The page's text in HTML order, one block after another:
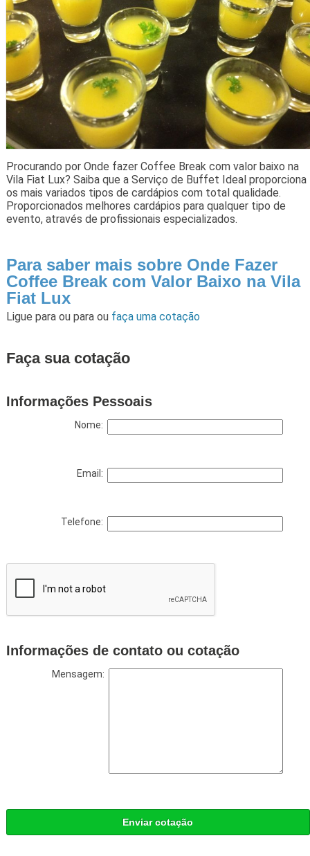
Procurando por Onde fazer Coffee Break com valor baixo na
Vila Fiat Lux? Saiba que a Serviço de Buffet Ideal proporciona
os mais variados tipos de cardápios com total qualidade.
Proporcionados melhores cardápios para qualquer tipo de
evento, através de profissionais especializados.
Para saber mais sobre Onde Fazer
Coffee Break com Valor Baixo na Vila
Fiat Lux
Ligue para ou para ou faça uma cotação
Faça sua cotação
Informações Pessoais
Nome:
Email:
Telefone:
Informações de contato ou cotação
Mensagem:
Enviar cotação